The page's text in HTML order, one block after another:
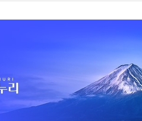
9
10